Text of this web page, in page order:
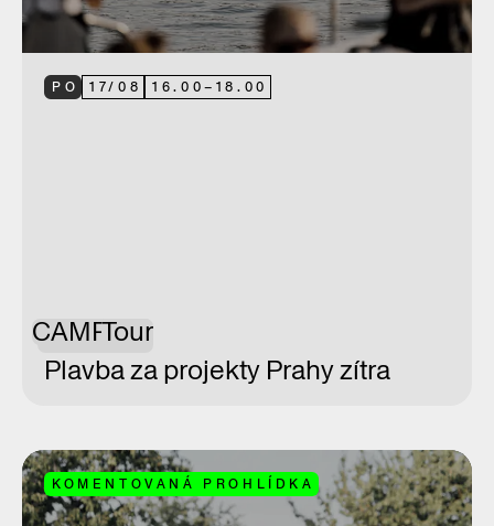
PO 17/08 16.00– 18.00
CAMPTour
Plavba za projekty Prahy zítra
KOMENTOVANÁ PROHLÍDKA